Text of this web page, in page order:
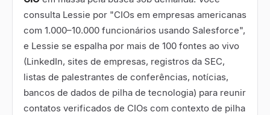
consulta Lessie por "CIOs em empresas americanas
com 1.000–10.000 funcionários usando Salesforce",
e Lessie se espalha por mais de 100 fontes ao vivo
(LinkedIn, sites de empresas, registros da SEC,
listas de palestrantes de conferências, notícias,
bancos de dados de pilha de tecnologia) para reunir
contatos verificados de CIOs com contexto de pilha